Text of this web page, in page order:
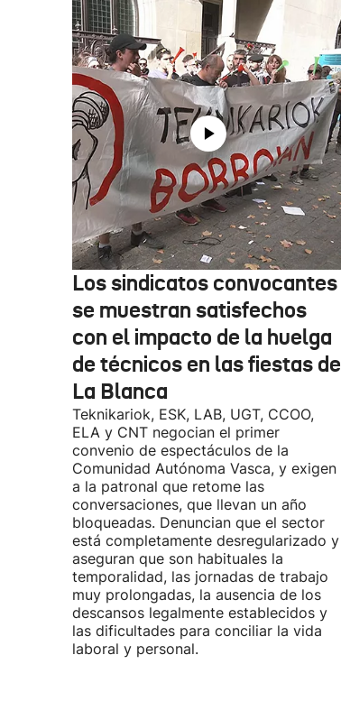
Los sindicatos convocantes
se muestran satisfechos
con el impacto de la huelga
de técnicos en las fiestas de
La Blanca
Teknikariok, ESK, LAB, UGT, CCOO,
ELA y CNT negocian el primer
convenio de espectáculos de la
Comunidad Autónoma Vasca, y exigen
a la patronal que retome las
conversaciones, que llevan un año
bloqueadas. Denuncian que el sector
está completamente desregularizado y
aseguran que son habituales la
temporalidad, las jornadas de trabajo
muy prolongadas, la ausencia de los
descansos legalmente establecidos y
las dificultades para conciliar la vida
laboral y personal.